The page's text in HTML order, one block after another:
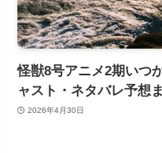
怪獣8号アニメ2期いつ
ャスト・ネタバレ予想
2026年4月30日